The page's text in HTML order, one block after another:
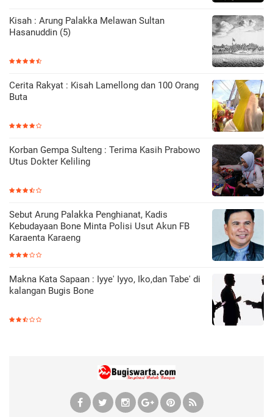
Kisah : Arung Palakka Melawan Sultan
Hasanuddin (5)
Cerita Rakyat : Kisah Lamellong dan 100 Orang
Buta
Korban Gempa Sulteng : Terima Kasih Prabowo
Utus Dokter Keliling
Sebut Arung Palakka Penghianat, Kadis
Kebudayaan Bone Minta Polisi Usut Akun FB
Karaenta Karaeng
Makna Kata Sapaan : Iyye' Iyyo, Iko,dan Tabe' di
kalangan Bugis Bone